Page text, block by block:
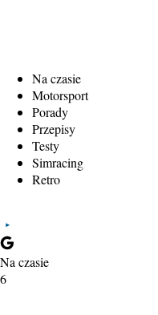
Na czasie
Motorsport
Porady
Przepisy
Testy
Simracing
Retro
Na czasie
6